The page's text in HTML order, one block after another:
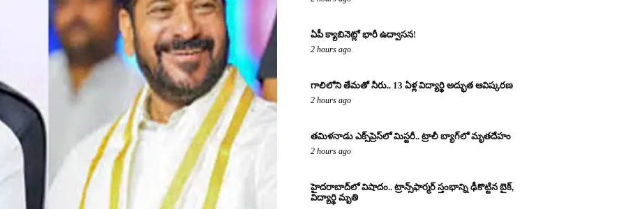
ఏపీ క్యాబినెట్లో భారీ ఉద్వాసన!
2 hours ago
గాలిలోని తేమతో నీరు.. 13 ఏళ్ల విద్యార్థి అద్భుత ఆవిష్కరణ
2 hours ago
తమిళనాడు ఎక్స్‌ప్రెస్‌లో మిస్టరీ.. ట్రాలీ బ్యాగ్‌లో మృతదేహం
2 hours ago
హైదరాబాద్‌లో విషాదం.. ట్రాన్స్‌ఫార్మర్ స్తంభాన్ని ఢీకొట్టిన బైక్,
విద్యార్థి మృతి